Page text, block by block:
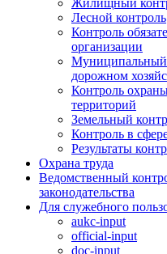
Жилищный
Лесной контроль
Контроль
организации
Муниципальный
дорожном
Контроль
территорий
Земельный
Контроль в
Результаты
Охрана труда
Ведомственный
законодательства
Для служебного
aukc-input
official-input
doc-input